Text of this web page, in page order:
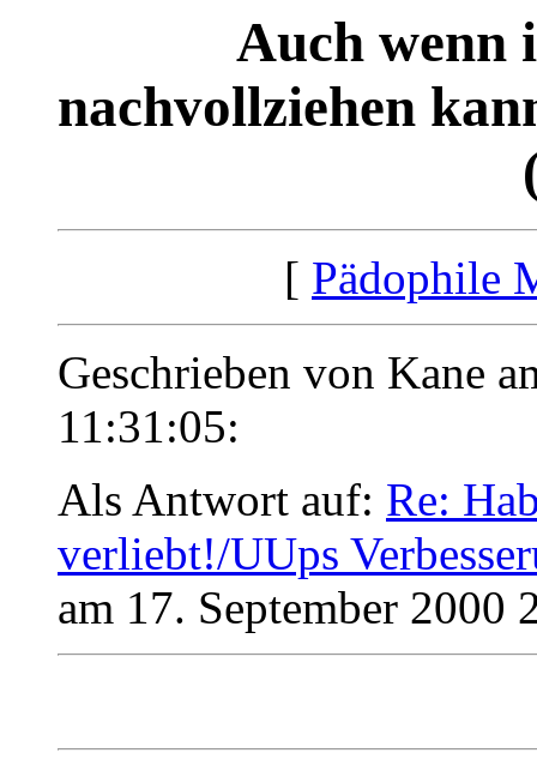
Auch wenn
nachvollziehen
[ Pädophile
Geschrieben von Kane
11:31:05:
Als Antwort auf: Re:
verliebt!/UUps
am 17. September 2000